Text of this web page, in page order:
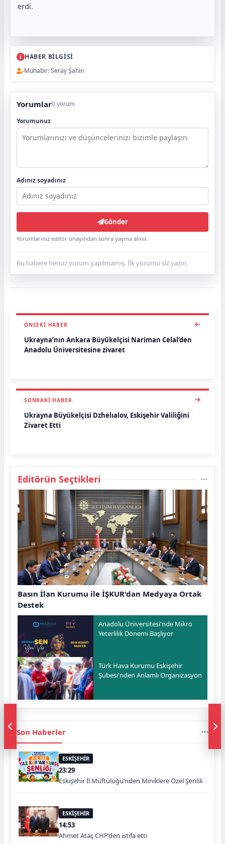
erdi.
HABER BİLGİSİ
Muhabir: Seray Şahin
Yorumlar0 yorum
Yorumunuz
Adınız soyadınız
Gönder
Yorumlarınız editör onayından sonra yayına alınır.
Bu habere henüz yorum yapılmamış. İlk yorumu siz yazın.
ÖNCEKI HABER
Ukrayna’nın Ankara Büyükelçisi Nariman Celal’den
Anadolu Üniversitesine ziyaret
SONRAKI HABER
Ukrayna Büyükelçisi Dzhelıalov, Eskişehir Valiliğini
Ziyaret Etti
Editörün Seçtikleri
Basın İlan Kurumu ile İŞKUR'dan Medyaya Ortak
Destek
Anadolu Üniversitesi'nde Mikro
Yeterlilik Dönemi Başlıyor
Türk Hava Kurumu Eskişehir
Şubesi'nden Anlamlı Organizasyon
Son Haberler
ESKİŞEHİR
23:29
Eskişehir İl Müftülüğü’nden Miniklere Özel Şenlik
ESKİŞEHİR
14:53
Ahmet Ataç CHP’den istifa etti